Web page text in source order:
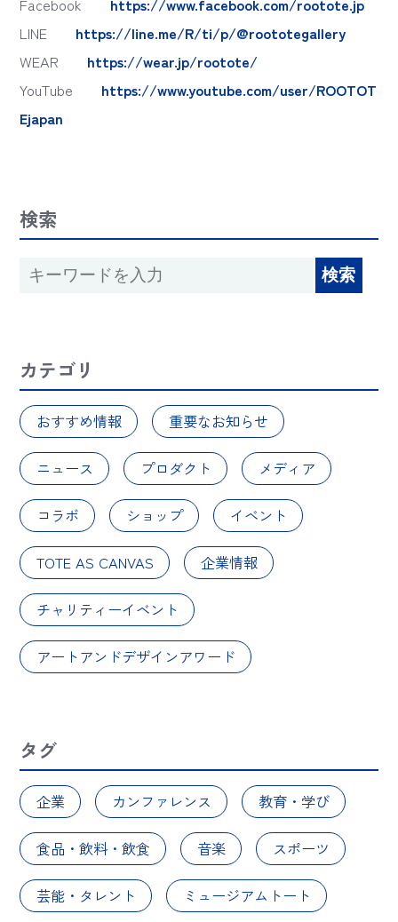
Facebook https://www.facebook.com/rootote.jp
LINE https://line.me/R/ti/p/@roototegallery
WEAR https://wear.jp/rootote/
YouTube https://www.youtube.com/user/ROOTOT
Ejapan
検索
カテゴリ
おすすめ情報 重要なお知らせ
ニュース プロダクト メディア
コラボ ショップ イベント
TOTE AS CANVAS 企業情報
チャリティーイベント
アートアンドデザインアワード
タグ
企業 カンファレンス 教育・学び
食品・飲料・飲食 音楽 スポーツ
芸能・タレント ミュージアムトート